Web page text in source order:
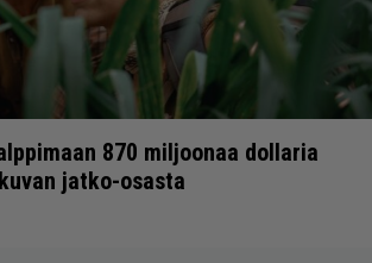
870 miljoonaa dollaria
jatko-osasta